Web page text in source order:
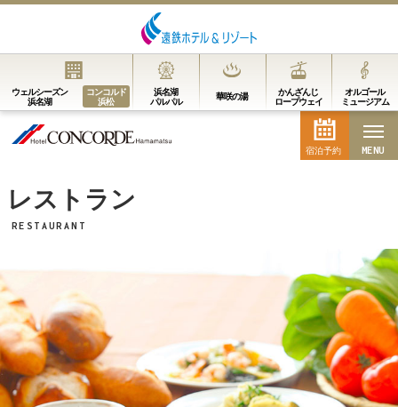
ウェルシーズン
浜名湖
コンコルド
浜松
浜名湖
パルパル
華咲の湯
かんざんじ
ロープウェイ
オルゴール
ミュージアム
宿泊予約
宿泊予約 MENU
レストラン
RESTAURANT